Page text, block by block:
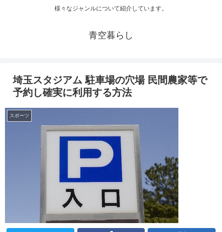
様々なジャンルについて紹介しています。
青空暮らし
埼玉スタジアム 駐車場の穴場 民間農家等で
予約し確実に利用する方法
スポーツ